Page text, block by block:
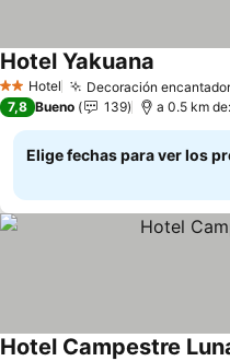
2 Estrellas
Hotel Decoración
Hotel Yakuana
7,8 Bueno 139 a 0.5 km
Elige fechas para ver los
Hotel Campestre